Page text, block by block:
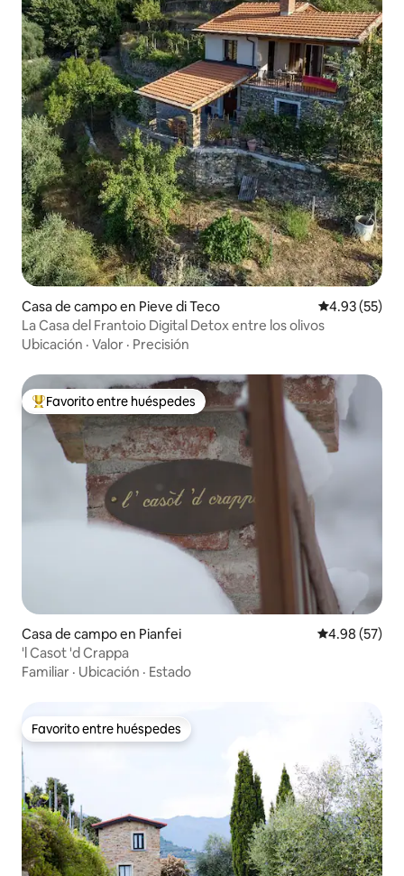
Casa de campo en Pieve di Teco Calificación
4.93 (55)
La Casa del Frantoio Digital Detox entre los olivos
Ubicación · Valor · Precisión
De los mejores en Favorito entre huéspedes
Favorito entre huéspedes
Casa de campo en Pianfei Calificación
4.98 (57)
'l Casot 'd Crappa
Familiar · Ubicación · Estado
Favorito entre huéspedes
Favorito entre huéspedes